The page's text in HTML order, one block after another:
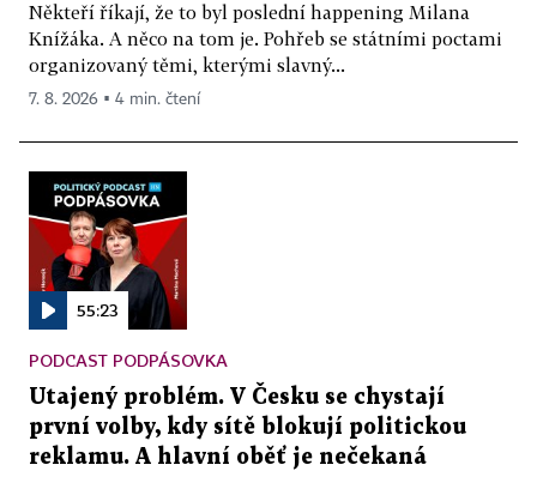
Někteří říkají, že to byl poslední happening Milana
Knížáka. A něco na tom je. Pohřeb se státními poctami
organizovaný těmi, kterými slavný...
7. 8. 2026 ▪ 4 min. čtení
55:23
PODCAST PODPÁSOVKA
Utajený problém. V Česku se chystají
první volby, kdy sítě blokují politickou
reklamu. A hlavní oběť je nečekaná